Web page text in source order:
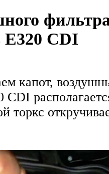
E320 CDI
капот,
торкс